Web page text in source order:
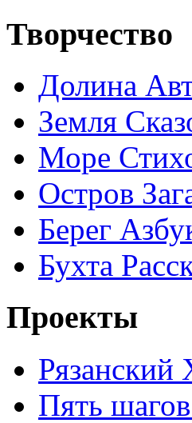
Творчество
Долина
Земля
Море
Остров
Берег
Бухта
Проекты
Рязанский
Пять